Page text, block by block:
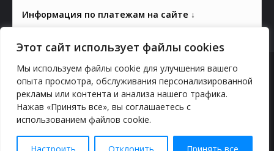
Этот сайт использует файлы cookies
Мы используем файлы cookie для улучшения вашего
опыта просмотра, обслуживания персонализированной
рекламы или контента и анализа нашего трафика.
Нажав «Принять все», вы соглашаетесь с
использованием файлов cookie.
Информация по платежам на сайте ↓
© 2000-2026, ГАУК СОМ КВЦ
Политика конфиденциальности
YouTube
vk.com